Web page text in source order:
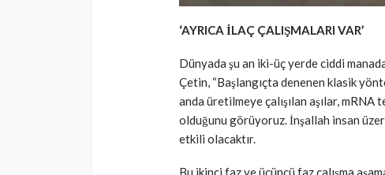
‘AYRICA İLAÇ ÇALIŞMALARI VAR’
Dünyada şu an iki-üç yerde ciddi
Çetin, “Başlangıçta denenen klasik
anda üretilmeye çalışılan aşılar,
olduğunu görüyoruz. İnşallah insan
etkili olacaktır.